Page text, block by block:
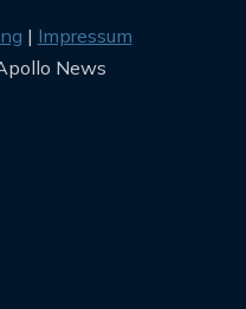
Impressum
News